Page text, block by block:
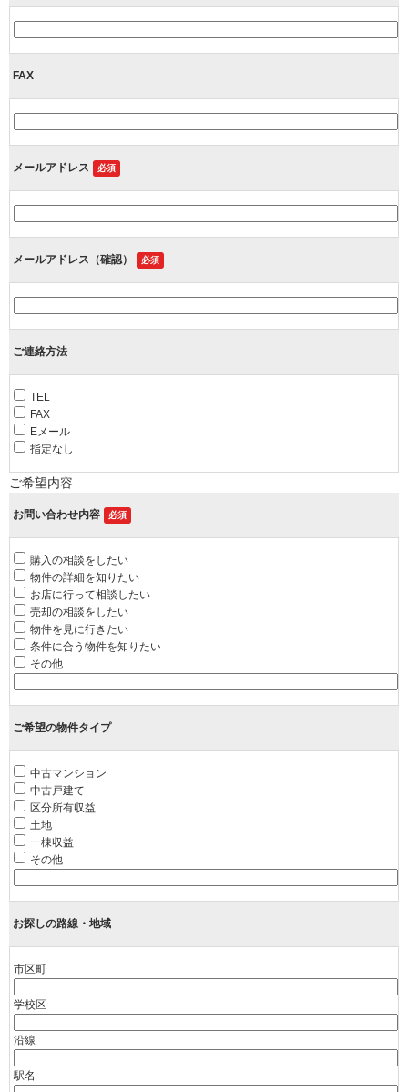
FAX
メールアドレス 必須
メールアドレス（確認） 必須
ご連絡方法
TEL
FAX
Eメール
指定なし
ご希望内容
お問い合わせ内容 必須
購入の相談をしたい
物件の詳細を知りたい
お店に行って相談したい
売却の相談をしたい
物件を見に行きたい
条件に合う物件を知りたい
その他
ご希望の物件タイプ
中古マンション
中古戸建て
区分所有収益
土地
一棟収益
その他
お探しの路線・地域
市区町
学校区
沿線
駅名